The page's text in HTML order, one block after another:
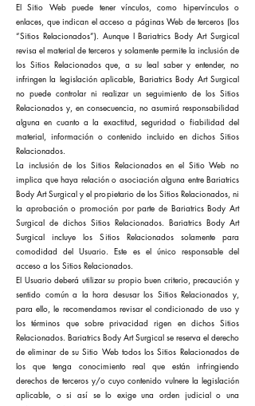
El Sitio Web puede tener vínculos, como hipervínculos o
enlaces, que indican el acceso a páginas Web de terceros (los
“Sitios Relacionados”). Aunque I Bariatrics Body Art Surgical
revisa el material de terceros y solamente permite la inclusión de
los Sitios Relacionados que, a su leal saber y entender, no
infringen la legislación aplicable, Bariatrics Body Art Surgical
no puede controlar ni realizar un seguimiento de los Sitios
Relacionados y, en consecuencia, no asumirá responsabilidad
alguna en cuanto a la exactitud, seguridad o fiabilidad del
material, información o contenido incluido en dichos Sitios
Relacionados.
La inclusión de los Sitios Relacionados en el Sitio Web no
implica que haya relación o asociación alguna entre Bariatrics
Body Art Surgical y el propietario de los Sitios Relacionados, ni
la aprobación o promoción por parte de Bariatrics Body Art
Surgical de dichos Sitios Relacionados. Bariatrics Body Art
Surgical incluye los Sitios Relacionados solamente para
comodidad del Usuario. Este es el único responsable del
acceso a los Sitios Relacionados.
El Usuario deberá utilizar su propio buen criterio, precaución y
sentido común a la hora desusar los Sitios Relacionados y,
para ello, le recomendamos revisar el condicionado de uso y
los términos que sobre privacidad rigen en dichos Sitios
Relacionados. Bariatrics Body Art Surgical se reserva el derecho
de eliminar de su Sitio Web todos los Sitios Relacionados de
los que tenga conocimiento real que están infringiendo
derechos de terceros y/o cuyo contenido vulnere la legislación
aplicable, o si así se lo exige una orden judicial o una